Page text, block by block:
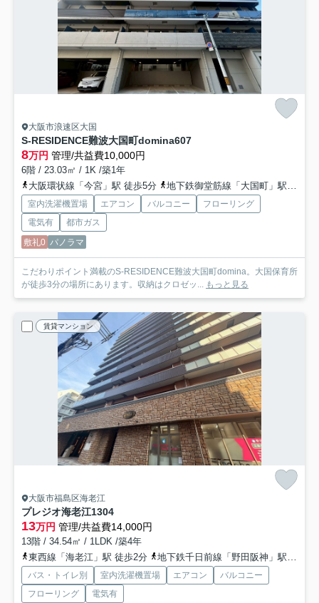
大阪市浪速区大国
S-RESIDENCE難波大国町domina607
8万円 管理/共益費10,000円
6階 / 23.03㎡ / 1K /築1年
大阪環状線「今宮」駅 徒歩5分
地下鉄御堂筋線「大国町」駅 徒歩6分
室内洗濯機置場 エアコン バルコニー
フローリング
電気有
都市ガス
敷礼0 パノラマ
こだわりポイント満載のS-RESIDENCE難波大国町domina。大国保育所
が徒歩3分の場所にあります。収納はクロゼッ...
もっと見る
賃貸マンション
大阪市福島区海老江
プレジオ海老江1304
13万円 管理/共益費14,000円
13階 / 34.54㎡ / 1LDK /築4年
東西線「海老江」駅 徒歩2分
地下鉄千日前線「野田阪神」駅 徒歩4分
バス・トイレ別 室内洗濯機置場 エアコン
バルコニー
フローリング
電気有